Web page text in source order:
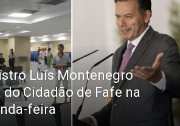
Luís Montenegro
Cidadão de Fafe na
feira